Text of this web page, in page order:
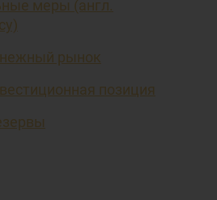
меры (англ.
рынок
позиция